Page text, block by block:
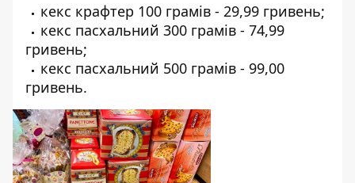
кекс крафтер 100 грамів - 29,99 гривень;
кекс пасхальний 300 грамів - 74,99
гривень;
кекс пасхальний 500 грамів - 99,00
гривень.